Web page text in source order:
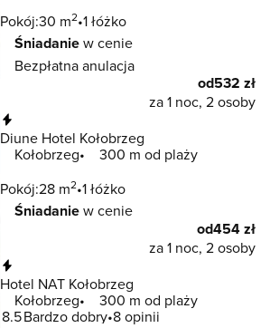
Pokój:30 m2 1 łóżko
Śniadaniew cenie
Bezpłatna anulacja
od532 zł
za 1 noc, 2 osoby
Diune Hotel Kołobrzeg
Kołobrzeg
300 m od plaży
Pokój:28 m2 1 łóżko
Śniadaniew cenie
od454 zł
za 1 noc, 2 osoby
Hotel NAT Kołobrzeg
Kołobrzeg
300 m od plaży
8.5Bardzo dobry 8 opinii